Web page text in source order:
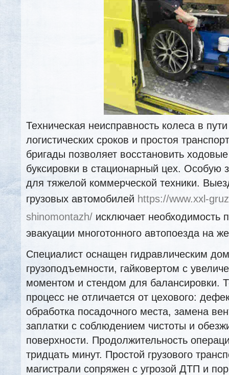
Техническая неисправность колеса в
логистических сроков и простоя
бригады позволяет восстановить
буксировки в стационарный цех. Особую
для тяжелой коммерческой техники.
грузовых автомобилей https://www.xxl-
shinomontazh/ исключает необходимость
эвакуации многотонного автопоезда на
Специалист оснащен гидравлическим
грузоподъемности, гайковертом с
моментом и стендом для балансировки.
процесс не отличается от цехового:
обработка посадочного места, замена
заплатки с соблюдением чистоты и
поверхности. Продолжительность
тридцать минут. Простой грузового
магистрали сопряжен с угрозой ДТП и